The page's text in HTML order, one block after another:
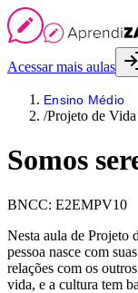
Acessar mais aulas
Ensino Médio
/Projeto de Vida
Somos
BNCC: E2EMPV10
Nesta aula de Projeto
pessoa nasce com
relações com os
vida, e a cultura tem